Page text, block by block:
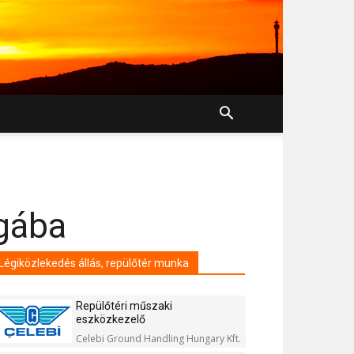
állás, repülőtér munka
Repülőtéri műszaki
eszközkezelő
Celebi Ground Handling Hungary Kft.